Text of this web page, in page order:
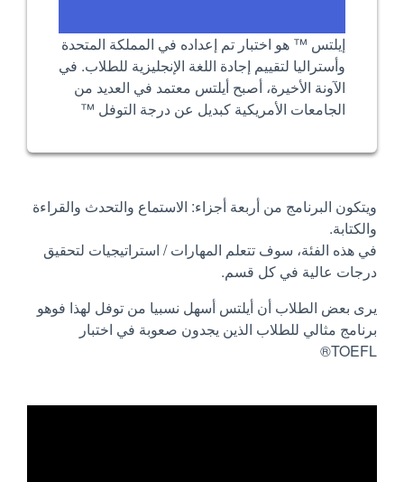
إيلتس ™ هو اختبار تم إعداده في المملكة المتحدة
وأستراليا لتقييم إجادة اللغة الإنجليزية للطلاب. في
الآونة الأخيرة، أصبح أيلتس معتمد في العديد من
الجامعات الأمريكية كبديل عن درجة التوفل ™
ويتكون البرنامج من أربعة أجزاء: الاستماع والتحدث والقراءة
والكتابة.
في هذه الفئة، سوف تتعلم المهارات / استراتيجيات لتحقيق
درجات عالية في كل قسم.
يرى بعض الطلاب أن أيلتس أسهل نسبيا من توفل لهذا فوهو
برنامج مثالي للطلاب الذين يجدون صعوبة في اختبار
TOEFL®